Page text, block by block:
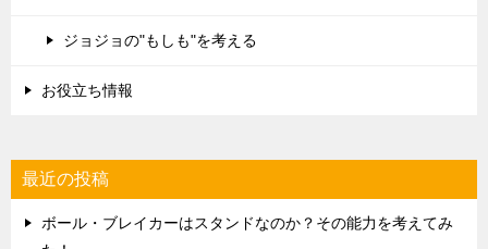
ジョジョの"もしも"を考える
お役立ち情報
最近の投稿
ボール・ブレイカーはスタンドなのか？その能力を考えてみ